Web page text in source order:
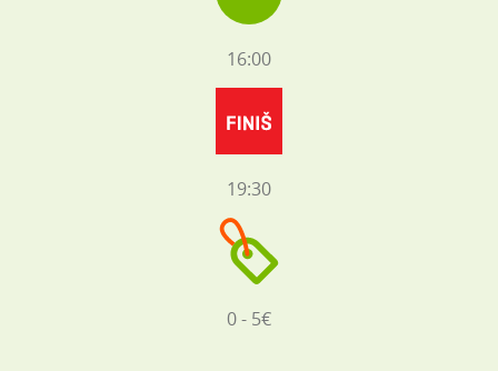
16:00
19:30
0 - 5€